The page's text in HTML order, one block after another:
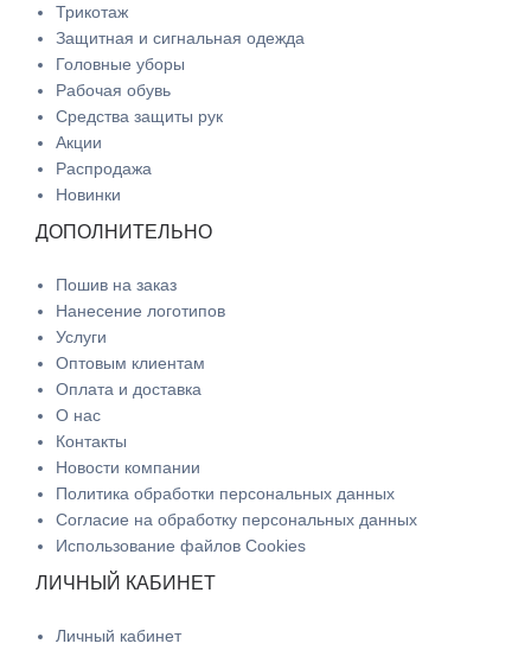
Трикотаж
Защитная и сигнальная одежда
Головные уборы
Рабочая обувь
Средства защиты рук
Акции
Распродажа
Новинки
ДОПОЛНИТЕЛЬНО
Пошив на заказ
Нанесение логотипов
Услуги
Оптовым клиентам
Оплата и доставка
О нас
Контакты
Новости компании
Политика обработки персональных данных
Согласие на обработку персональных данных
Использование файлов Cookies
ЛИЧНЫЙ КАБИНЕТ
Личный кабинет